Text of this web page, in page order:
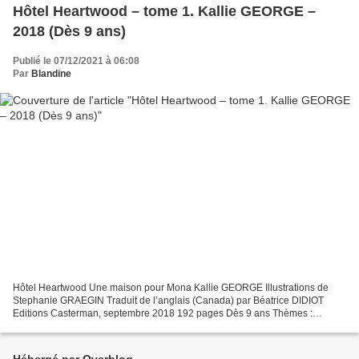
Hôtel Heartwood – tome 1. Kallie GEORGE –
2018 (Dès 9 ans)
Publié le 07/12/2021 à 06:08
Par Blandine
Hôtel Heartwood Une maison pour Mona Kallie GEORGE Illustrations de
Stephanie GRAEGIN Traduit de l’anglais (Canada) par Béatrice DIDIOT
Editions Casterman, septembre 2018 192 pages Dès 9 ans Thèmes :